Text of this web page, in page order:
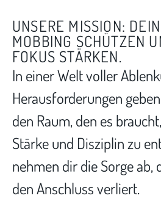
UNSERE MISSION:
MOBBING SCHÜTZEN
FOKUS STÄRKEN.
In einer Welt voller
Herausforderungen
den Raum, den es
Stärke und Disziplin zu
nehmen dir die Sorge ab,
den Anschluss verliert.